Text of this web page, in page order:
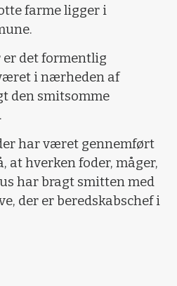
farme ligger i
er det formentlig
i nærheden af
den smitsomme
har været gennemført
at hverken foder, måger,
har bragt smitten med
der er beredskabschef i